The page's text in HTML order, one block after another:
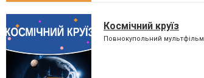
Космічний круїз
Повнокупольний мультфільм